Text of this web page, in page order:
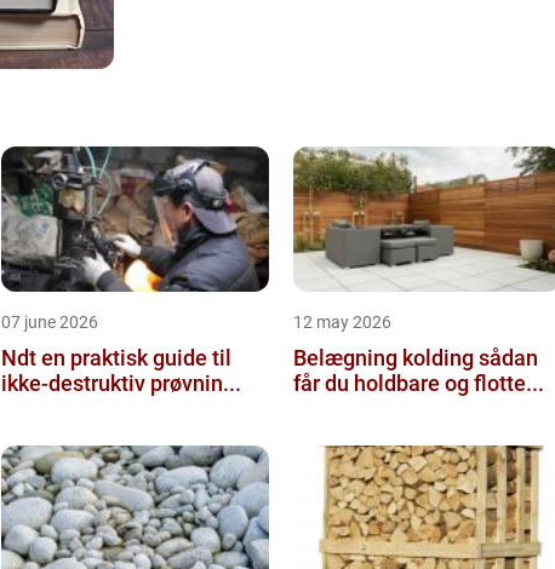
07 june 2026
Ndt en praktisk guide til
ikke-destruktiv prøvnin...
12 may 2026
Belægning kolding sådan
får du holdbare og flotte...